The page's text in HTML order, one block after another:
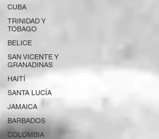
CUBA
TRINIDAD Y
TOBAGO
BELICE
SAN VICENTE Y
GRANADINAS
HAITÍ
SANTA LUCÍA
JAMAICA
BARBADOS
COLOMBIA